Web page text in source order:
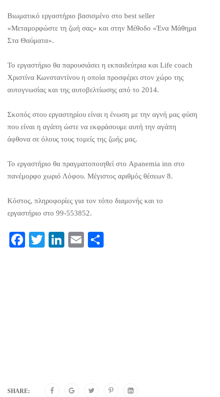
Βιωματικό εργαστήριο βασισμένο στο best seller
«Μεταμορφώστε τη ζωή σας» και στην Μέθοδο «Ένα Μάθημα
Στα Θαύματα».
Το εργαστήριο θα παρουσιάσει η εκπαιδεύτρια και Life coach
Χριστίνα Κωνσταντίνου η οποία προσφέρει στον χώρο της
αυτογνωσίας και της αυτοβελτίωσης από το 2014.
Σκοπός στου εργαστηρίου είναι η ένωση με την αγνή μας φύση
που είναι η αγάπη ώστε να εκφράσουμε αυτή την αγάπη
άφθονα σε όλους τους τομείς της ζωής μας.
Το εργαστήριο θα πραγματοποιηθεί στο Apanemia inn στο
πανέμορφο χωριό Λόφου. Μέγιστος αριθμός θέσεων 8.
Κόστος, πληροφορίες για τον τόπο διαμονής και το
εργαστήριο στο 99-553852.
Facebook
TwitterLinkedIn
Email
SHARE: